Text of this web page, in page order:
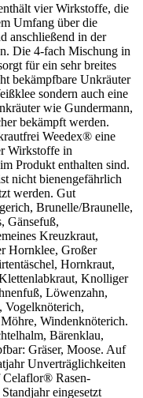
vier Wirkstoffe, die
Umfang über die
anschließend in der
Die 4-fach Mischung in
für ein sehr breites
bekämpfbare Unkräuter
sondern auch eine
wie Gundermann,
bekämpft werden.
Weedex® eine
Wirkstoffe in
Produkt enthalten sind.
nicht bienengefährlich
werden. Gut
Brunelle/Braunelle,
Gänsefuß,
Kreuzkraut,
Hornklee, Großer
Hornkraut,
Knolliger
Löwenzahn,
Vogelknöterich,
Windenknöterich.
Bärenklau,
Gräser, Moose. Auf
Unverträglichkeiten
Celaflor® Rasen-
eingesetzt